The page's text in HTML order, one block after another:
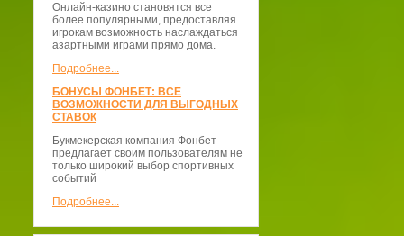
Онлайн-казино становятся все
более популярными, предоставляя
игрокам возможность наслаждаться
азартными играми прямо дома.
Подробнее...
БОНУСЫ ФОНБЕТ: ВСЕ
ВОЗМОЖНОСТИ ДЛЯ ВЫГОДНЫХ
СТАВОК
Букмекерская компания Фонбет
предлагает своим пользователям не
только широкий выбор спортивных
событий
Подробнее...